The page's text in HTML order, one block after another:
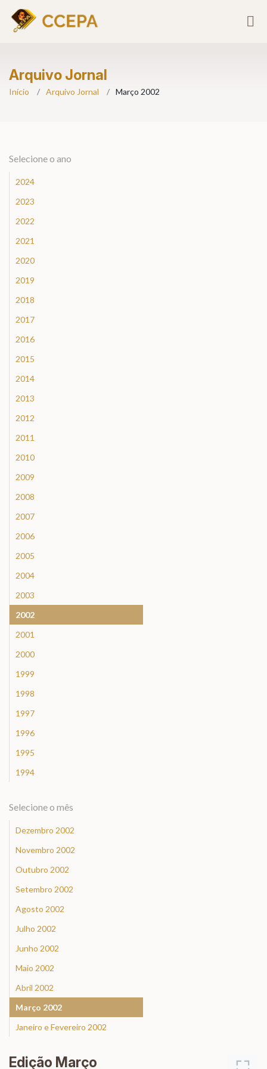
Arquivo Jornal
Início Arquivo Jornal Março 2002
Selecione o ano
2024
2023
2022
2021
2020
2019
2018
2017
2016
2015
2014
2013
2012
2011
2010
2009
2008
2007
2006
2005
2004
2003
2002
2001
2000
1999
1998
1997
1996
1995
1994
Selecione o mês
Dezembro 2002
Novembro 2002
Outubro 2002
Setembro 2002
Agosto 2002
Julho 2002
Junho 2002
Maio 2002
Abril 2002
Março 2002
Janeiro e Fevereiro 2002
Edição Março